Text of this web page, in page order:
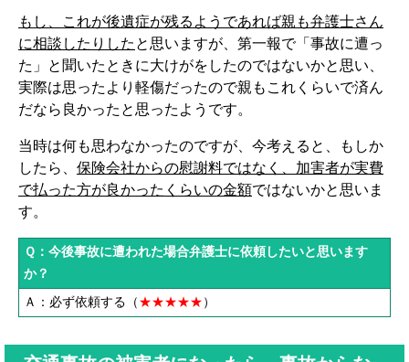
もし、これが後遺症が残るようであれば親も弁護士さん
に相談したりした と思いますが、第一報で「事故に遭っ
た」と聞いたときに大けがをしたのではないかと思い、
実際は思ったより軽傷だったので親もこれくらいで済ん
だなら良かったと思ったようです。
当時は何も思わなかったのですが、今考えると、もしか
したら、 保険会社からの慰謝料ではなく、加害者が実費
で払った方が良かったくらいの金額ではないかと思いま
す。
Ｑ：今後事故に遭われた場合弁護士に依頼したいと思います
か？
Ａ：必ず依頼する（ ★★★★★ ）